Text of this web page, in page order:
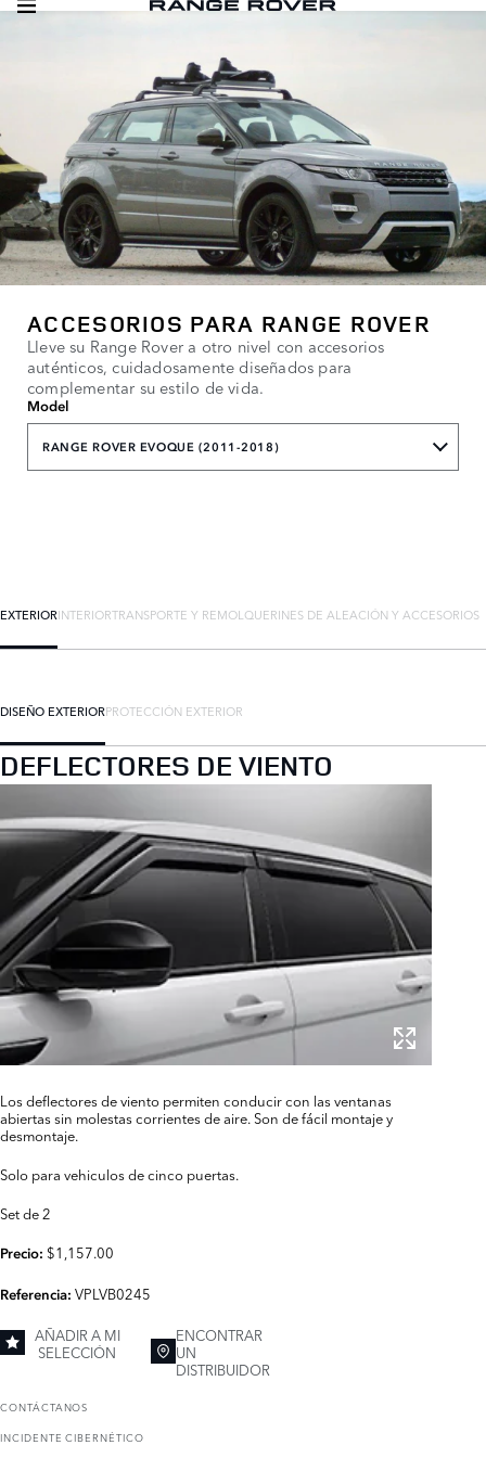
ACCESORIOS PARA RANGE ROVER
Lleve su Range Rover a otro nivel con accesorios
auténticos, cuidadosamente diseñados para
complementar su estilo de vida.
Model
RANGE ROVER EVOQUE (2011-2018)
EXTERIORINTERIORTRANSPORTE Y REMOLQUERINES DE ALEACIÓN Y ACCESORIOS
DISEÑO EXTERIORPROTECCIÓN EXTERIOR
DEFLECTORES DE VIENTO
Los deflectores de viento permiten conducir con las ventanas
abiertas sin molestas corrientes de aire. Son de fácil montaje y
desmontaje.
Solo para vehiculos de cinco puertas.
Set de 2
Precio: $1,157.00
Referencia: VPLVB0245
AÑADIR A MI
SELECCIÓN
ENCONTRAR
UN
DISTRIBUIDOR
CONTÁCTANOS
INCIDENTE CIBERNÉTICO